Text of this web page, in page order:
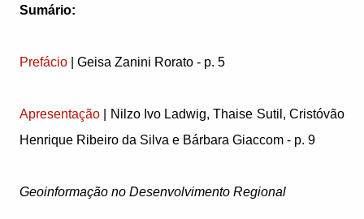
Sumário:
Prefácio | Geisa Zanini Rorato - p. 5
Apresentação | Nilzo Ivo Ladwig, Thaise Sutil, Cristóvão
Henrique Ribeiro da Silva e Bárbara Giaccom - p. 9
Geoinformação no Desenvolvimento Regional